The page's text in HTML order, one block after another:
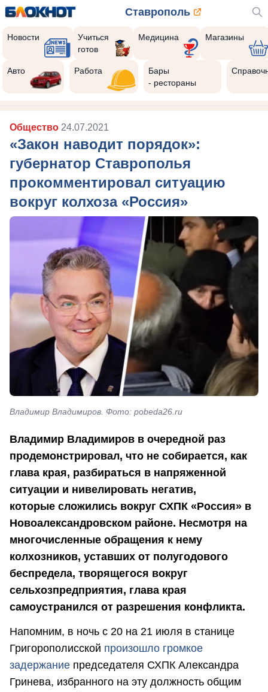
Ставрополь
Новости
Учиться
готов
Медицина Магазины
Авто Работа
Бары
- рестораны
Общество 24.07.2021
«Закон наводит порядок»:
губернатор Ставрополья
прокомментировал ситуацию
вокруг колхоза «Россия»
Владимир Владимиров. Фото: pobeda26.ru
Владимир Владимиров в очередной раз
продемонстрировал, что не собирается, как
глава края, разбираться в напряженной
ситуации и нивелировать негатив,
которые сложились вокруг СХПК «Россия» в
Новоалександровском районе. Несмотря на
многочисленные обращения к нему
колхозников, уставших от полугодового
беспредела, творящегося вокруг
сельхозпредприятия, глава края
самоустранился от разрешения конфликта.
Напомним, в ночь с 20 на 21 июля в станице
Григорополисской произошло громкое
задержание председателя СХПК Александра
Гринева, избранного на эту должность общим